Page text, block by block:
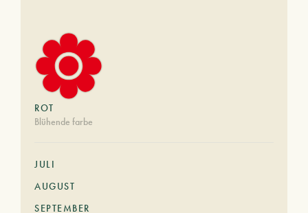
ROT
Blühende farbe
JULI
AUGUST
SEPTEMBER